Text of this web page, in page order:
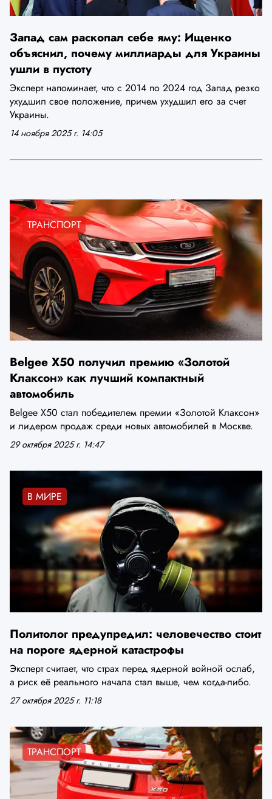
Запад сам раскопал себе яму: Ищенко
объяснил, почему миллиарды для Украины
ушли в пустоту
Эксперт напоминает, что с 2014 по 2024 год Запад резко
ухудшил свое положение, причем ухудшил его за счет
Украины.
14 ноября 2025 г. 14:05
ТРАНСПОРТ
Belgee X50 получил премию «Золотой
Клаксон» как лучший компактный
автомобиль
Belgee X50 стал победителем премии «Золотой Клаксон»
и лидером продаж среди новых автомобилей в Москве.
29 октября 2025 г. 14:47
В МИРЕ
Политолог предупредил: человечество стоит
на пороге ядерной катастрофы
Эксперт считает, что страх перед ядерной войной ослаб,
а риск её реального начала стал выше, чем когда-либо.
27 октября 2025 г. 11:18
ТРАНСПОРТ